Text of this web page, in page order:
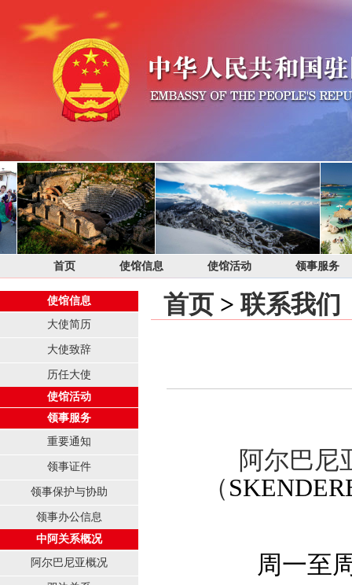
首页 使馆信息 使馆活动 领事服务
使馆信息
大使简历
大使致辞
历任大使
使馆活动
领事服务
重要通知
领事证件
领事保护与协助
领事办公信息
中阿关系概况
阿尔巴尼亚概况
首页 > 联系我们
阿尔巴尼
（
周一至